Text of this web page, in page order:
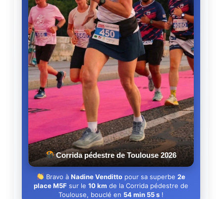
Corrida pédestre de Toulouse 2026
Bravo à Nadine Vendittopour sa superbe 2e
place M5F sur le 10 km de la Corrida pédestre de
Toulouse, bouclé en 54 min 55 s !